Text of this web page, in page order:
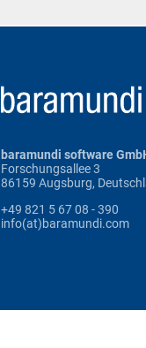
baramundi software
Forschungsallee 3
86159 Augsburg,
+49 821 5 67 08 - 390
info(at)baramundi.com